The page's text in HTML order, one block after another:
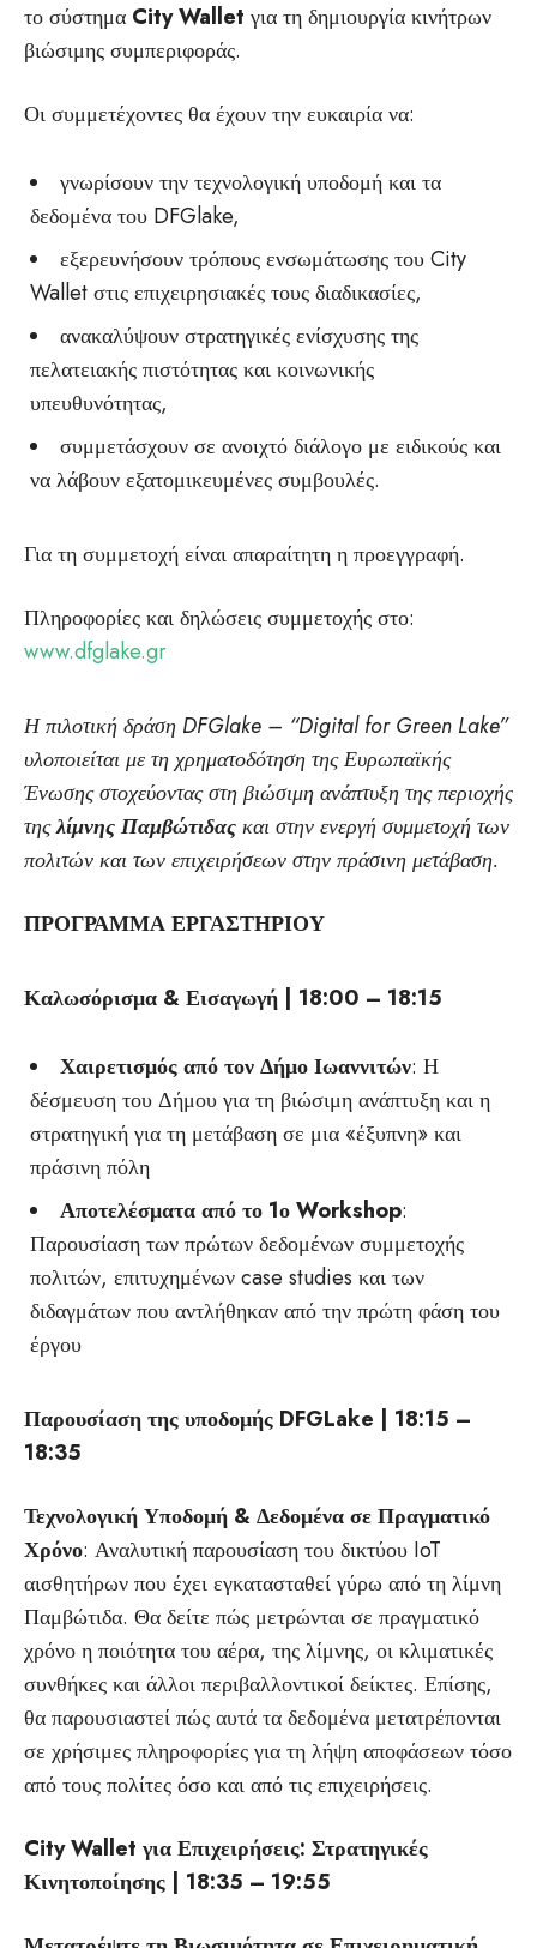
το σύστημα City Wallet για τη δημιουργία κινήτρων
βιώσιμης συμπεριφοράς.
Οι συμμετέχοντες θα έχουν την ευκαιρία να:
γνωρίσουν την τεχνολογική υποδομή και τα
δεδομένα του DFGlake,
εξερευνήσουν τρόπους ενσωμάτωσης του City
Wallet στις επιχειρησιακές τους διαδικασίες,
ανακαλύψουν στρατηγικές ενίσχυσης της
πελατειακής πιστότητας και κοινωνικής
υπευθυνότητας,
συμμετάσχουν σε ανοιχτό διάλογο με ειδικούς και
να λάβουν εξατομικευμένες συμβουλές.
Για τη συμμετοχή είναι απαραίτητη η προεγγραφή.
Πληροφορίες και δηλώσεις συμμετοχής στο:
www.dfglake.gr
Η πιλοτική δράση DFGlake – “Digital for Green Lake”
υλοποιείται με τη χρηματοδότηση της Ευρωπαϊκής
Ένωσης στοχεύοντας στη βιώσιμη ανάπτυξη της περιοχής
τηςλίμνης Παμβώτιδαςκαι στην ενεργή συμμετοχή των
πολιτών και των επιχειρήσεων στην πράσινη μετάβαση.
ΠΡΟΓΡΑΜΜΑ ΕΡΓΑΣΤΗΡΙΟΥ
Καλωσόρισμα & Εισαγωγή | 18:00 – 18:15
Χαιρετισμός από τον Δήμο Ιωαννιτών: Η
δέσμευση του Δήμου για τη βιώσιμη ανάπτυξη και η
στρατηγική για τη μετάβαση σε μια «έξυπνη» και
πράσινη πόλη
Αποτελέσματα από το 1ο Workshop:
Παρουσίαση των πρώτων δεδομένων συμμετοχής
πολιτών, επιτυχημένων case studies και των
διδαγμάτων που αντλήθηκαν από την πρώτη φάση του
έργου
Παρουσίαση της υποδομής DFGLake | 18:15 –
18:35
Τεχνολογική Υποδομή & Δεδομένα σε Πραγματικό
Χρόνο: Αναλυτική παρουσίαση του δικτύου IoT
αισθητήρων που έχει εγκατασταθεί γύρω από τη λίμνη
Παμβώτιδα. Θα δείτε πώς μετρώνται σε πραγματικό
χρόνο η ποιότητα του αέρα, της λίμνης, οι κλιματικές
συνθήκες και άλλοι περιβαλλοντικοί δείκτες. Επίσης,
θα παρουσιαστεί πώς αυτά τα δεδομένα μετατρέπονται
σε χρήσιμες πληροφορίες για τη λήψη αποφάσεων τόσο
από τους πολίτες όσο και από τις επιχειρήσεις.
City Wallet για Επιχειρήσεις: Στρατηγικές
Κινητοποίησης | 18:35 – 19:55